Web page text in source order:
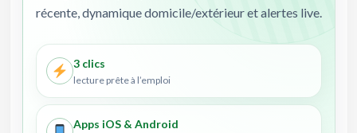
récente, dynamique domicile/extérieur et alertes live.
3 clics
lecture prête à l’emploi
Apps iOS & Android